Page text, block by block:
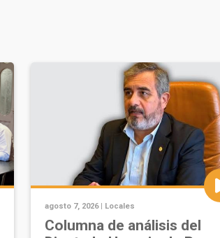
agosto 7, 2026 | Locales
Columna de análisis del